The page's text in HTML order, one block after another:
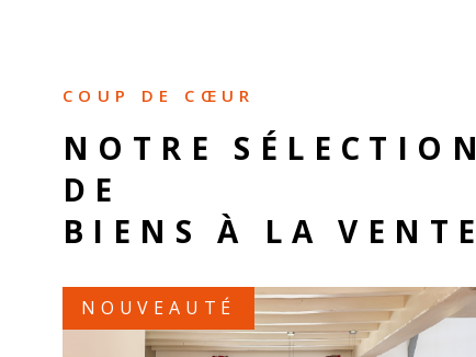
COUP DE CŒUR
NOTRE SÉLECTION
DE
BIENS À LA VENTE
NOUVEAUTÉ